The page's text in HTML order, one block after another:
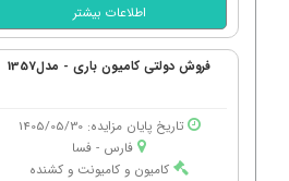
اطلاعات بیشتر
فروش دولتی کامیون باری - مدل1357
تاریخ پایان مزایده: 1405/05/30
فارس - فسا
کامیون و کامیونت و کشنده